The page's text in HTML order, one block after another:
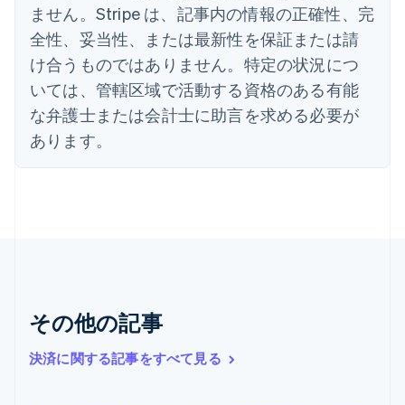
ません。Stripe は、記事内の情報の正確性、完
全性、妥当性、または最新性を保証または請
け合うものではありません。特定の状況につ
いては、管轄区域で活動する資格のある有能
な弁護士または会計士に助言を求める必要が
あります。
その他の記事
決済に関する記事をすべて見る
イタリア
インド
English
エストニア
English
オーストラリア
English
オーストリア
DeutschEnglish
English
EnglishItaliano